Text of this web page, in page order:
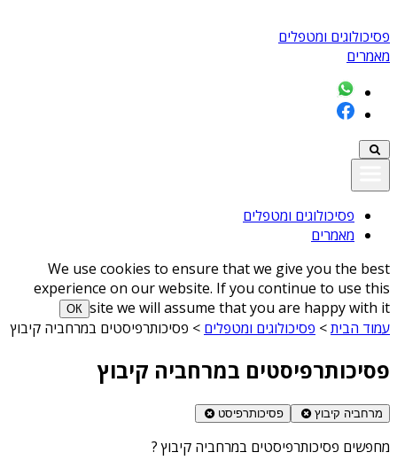
פסיכולוגים ומטפלים
מאמרים
פסיכולוגים ומטפלים
מאמרים
We use cookies to ensure that we give you the best
experience on our website. If you continue to use this
site we will assume that you are happy with it
ОК
עמוד הבית> פסיכולוגים ומטפלים > פסיכותרפיסטים במרחביה קיבוץ
פסיכותרפיסטים במרחביה קיבוץ
מרחביה קיבוץ פסיכותרפיסט
מחפשים פסיכותרפיסטים במרחביה קיבוץ?